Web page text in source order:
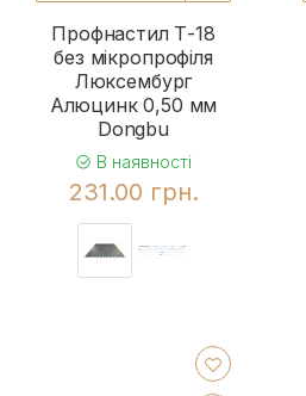
Профнастил Т-18
без мікропрофіля
Люксембург
Алюцинк 0,50 мм
Dongbu
В наявності
231.00 грн.